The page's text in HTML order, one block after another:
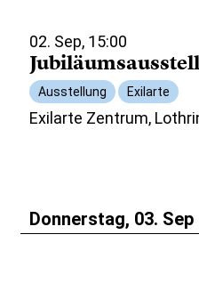
02. Sep, 15:00
Ausstellung Exilarte
Exilarte Zentrum,
Donnerstag, 03. Sep